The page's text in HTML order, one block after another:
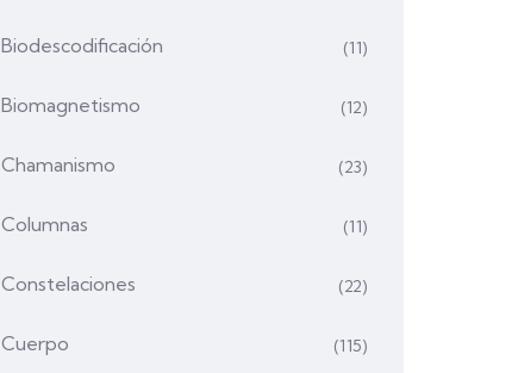
Biodescodificación (11)
Biomagnetismo (12)
Chamanismo (23)
Columnas (11)
Constelaciones (22)
Cuerpo (115)